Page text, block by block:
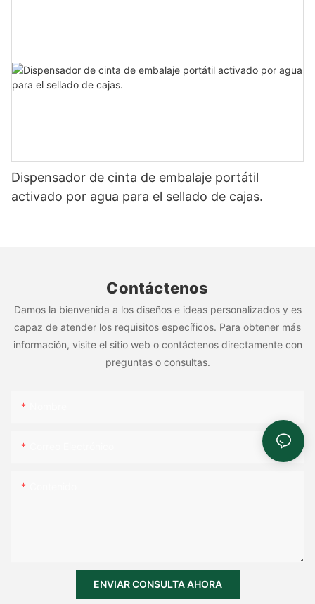
Dispensador de cinta de embalaje portátil
activado por agua para el sellado de cajas.
Contáctenos
Damos la bienvenida a los diseños e ideas personalizados y es
capaz de atender los requisitos específicos. Para obtener más
información, visite el sitio web o contáctenos directamente con
preguntas o consultas.
ENVIAR CONSULTA AHORA